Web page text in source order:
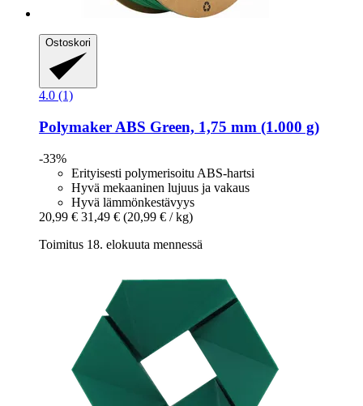
Ostoskori
4.0 (1)
Polymaker ABS Green, 1,75 mm (1.000 g)
-33%
Erityisesti polymerisoitu ABS-hartsi
Hyvä mekaaninen lujuus ja vakaus
Hyvä lämmönkestävyys
20,99 € 31,49 € (20,99 € / kg)
Toimitus 18. elokuuta mennessä